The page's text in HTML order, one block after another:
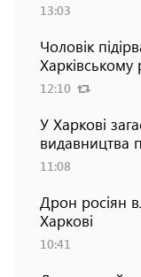
13:03
Чоловік
Харківському
12:10
У Харкові
видавництва
11:08
Дрон росіян
Харкові
10:41